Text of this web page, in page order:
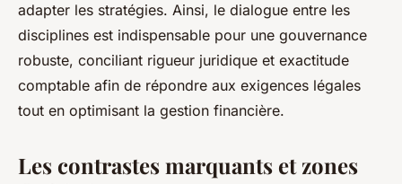
adapter les stratégies. Ainsi, le dialogue entre les
disciplines est indispensable pour une gouvernance
robuste, conciliant rigueur juridique et exactitude
comptable afin de répondre aux exigences légales
tout en optimisant la gestion financière.
Les contrastes marquants et zones